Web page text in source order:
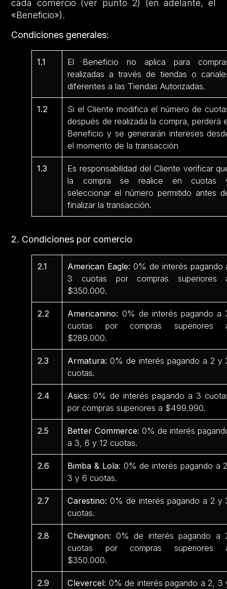
cada comercio (ver punto 2) (en adelante, el
«Beneficio»).
Condiciones generales:
1.1
El Beneficio no aplica para
realizadas a través de tiendas o
diferentes a las Tiendas Autorizadas.
1.2
Si el Cliente modifica el número de
después de realizada la compra, perderá
Beneficio y se generarán intereses
el momento de la transacción
1.3
Es responsabilidad del Cliente verificar
la compra se realice en cuotas
seleccionar el número permitido antes
finalizar la transacción.
2. Condiciones por comercio
2.1 American Eagle: 0% de interés pagando
3 cuotas por compras superiores
$350.000.
2.2 Americanino: 0% de interés pagando a
cuotas por compras superiores
$289.000.
2.3 Armatura: 0% de interés pagando a 2 y
cuotas.
2.4 Asics: 0% de interés pagando a 3
por compras superiores a $499.990.
2.5 Better Commerce: 0% de interés
a 3, 6 y 12 cuotas.
2.6 Bimba & Lola: 0% de interés pagando a
3 y 6 cuotas.
2.7 Carestino: 0% de interés pagando a 2 y
cuotas.
2.8 Chevignon: 0% de interés pagando a
cuotas por compras superiores
$350.000.
2.9 Clevercel: 0% de interés pagando a 2, 3